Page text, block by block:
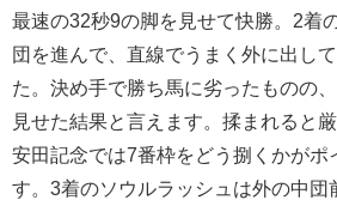
最速の32秒9の脚を見せて快勝。2着
団を進んで、直線でうまく外に出し
た。決め手で勝ち馬に劣ったものの
見せた結果と言えます。揉まれると
安田記念では7番枠をどう捌くかがポ
す。3着のソウルラッシュは外の中団